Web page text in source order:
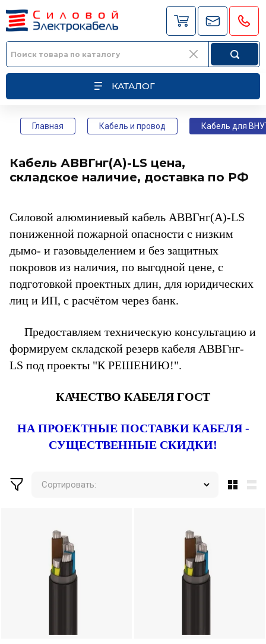
КАТАЛОГ
Главная Кабель и провод Кабель для
Кабель АВВГнг(А)-LS цена,
складское наличие, доставка по РФ
Силовой алюминиевый кабель АВВГнг(А)-LS
пониженной пожарной опасности с низким
дымо- и газовыделением и без защитных
покровов из наличия, по выгодной цене, с
подготовкой проектных длин, для юридических
лиц и ИП, с расчётом через банк.
Предоставляем техническую консультацию и
формируем складской резерв кабеля АВВГнг-
LS под проекты "К РЕШЕНИЮ!".
КАЧЕСТВО КАБЕЛЯ ГОСТ
НА ПРОЕКТНЫЕ ПОСТАВКИ КАБЕЛЯ -
СУЩЕСТВЕННЫЕ СКИДКИ!
Сортировать: